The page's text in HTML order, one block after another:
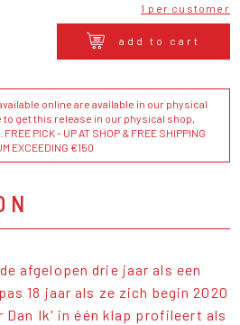
1 per customer
add to cart
online are available in our physical
to get this release in our physical shop,
PICK - UP AT SHOP & FREE SHIPPING
EXCEEDING €150
afgelopen drie jaar als een
18 jaar als ze zich begin 2020
Dan Ik' in één klap profileert als